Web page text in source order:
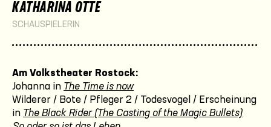
KATHARINA OTTE
SCHAUSPIELERIN
Am Volkstheater Rostock:
Johanna in The Time is now
Wilderer / Bote / Pfleger 2 / Todesvogel / Erscheinung
in The Black Rider (The Casting of the Magic Bullets)